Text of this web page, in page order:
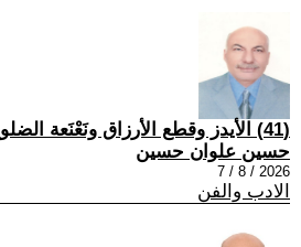
(41) الأيدز وقطع الأرزاق ونَعْنَعة الضلوع
حسين علوان حسين
2026 / 8 / 7
الادب والفن